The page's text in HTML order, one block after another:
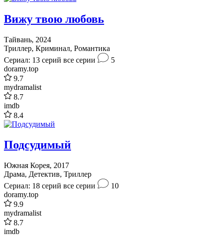
Вижу твою любовь
Тайвань, 2024
Триллер, Криминал, Романтика
Сериал: 13 серий все серии
5
doramy.top
9.7
mydramalist
8.7
imdb
8.4
Подсудимый
Южная Корея, 2017
Драма, Детектив, Триллер
Сериал: 18 серий все серии
10
doramy.top
9.9
mydramalist
8.7
imdb